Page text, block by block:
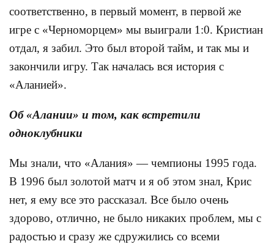
соответственно, в первый момент, в первой же
игре с «Черноморцем» мы выиграли 1:0. Кристиан
отдал, я забил. Это был второй тайм, и так мы и
закончили игру. Так началась вся история с
«Аланией».
Об «Алании» и том, как встретили
одноклубники
Мы знали, что «Алания» — чемпионы 1995 года.
В 1996 был золотой матч и я об этом знал, Крис
нет, я ему все это рассказал. Все было очень
здорово, отлично, не было никаких проблем, мы с
радостью и сразу же сдружились со всеми